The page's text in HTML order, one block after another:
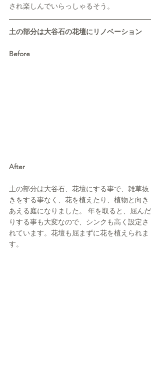
され楽しんでいらっしゃるそう。
土の部分は大谷石の花壇にリノベーション
Before
After
土の部分は大谷石、花壇にする事で、雑草抜
きをする事なく、花を植えたり、植物と向き
あえる庭になりました。 年を取ると、屈んだ
りする事も大変なので、シンクも高く設定さ
れています。花壇も屈まずに花を植えられま
す。